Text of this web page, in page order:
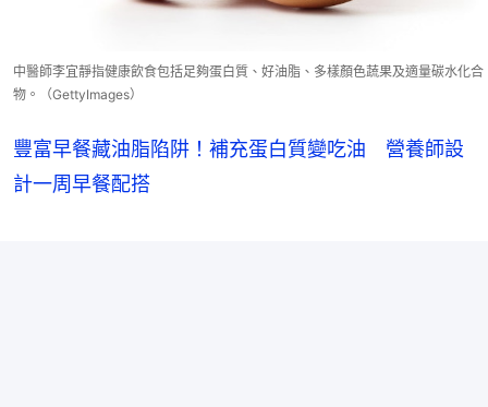
中醫師李宜靜指健康飲食包括足夠蛋白質、好油脂、多樣顏色蔬果及適量碳水化合
物。（GettyImages）
豐富早餐藏油脂陷阱！補充蛋白質變吃油 營養師設
計一周早餐配搭